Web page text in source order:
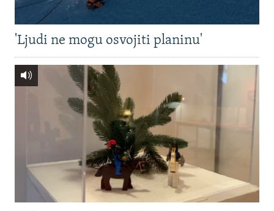
'Ljudi ne mogu osvojiti planinu'